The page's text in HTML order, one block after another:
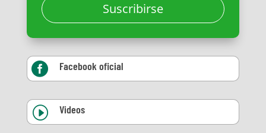
Suscribirse
 Facebook oficial
I Videos